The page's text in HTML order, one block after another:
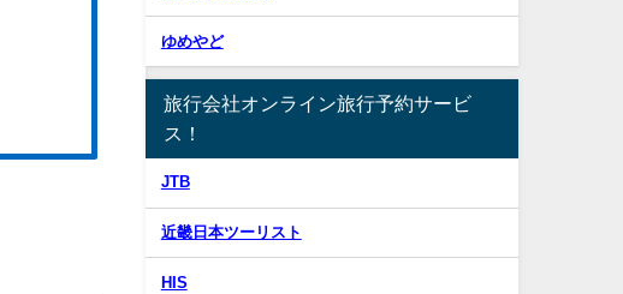
ゆめやど
旅行会社オンライン旅行予約サービ
ス！
JTB
近畿日本ツーリスト
HIS